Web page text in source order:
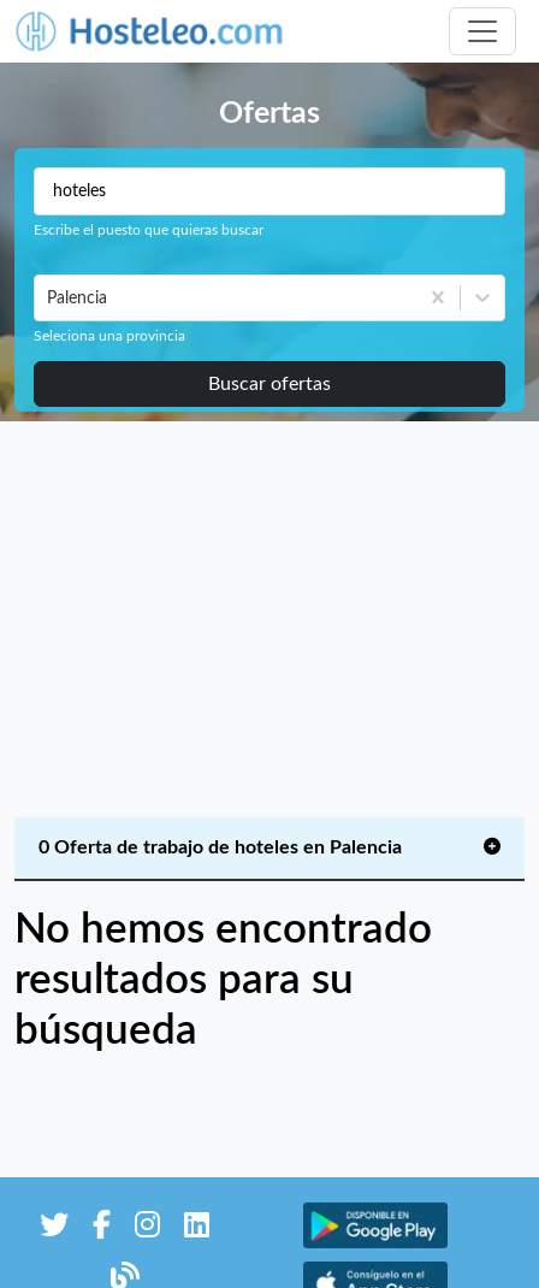
Ofertas
Escribe el puesto que quieras buscar
Palencia
Seleciona una provincia
Buscar ofertas
0 Oferta de trabajo de hoteles en Palencia
No hemos encontrado
resultados para su
búsqueda